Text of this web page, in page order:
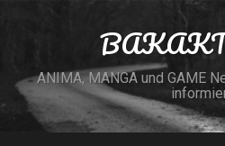
ANIMA, MANGA und GAME